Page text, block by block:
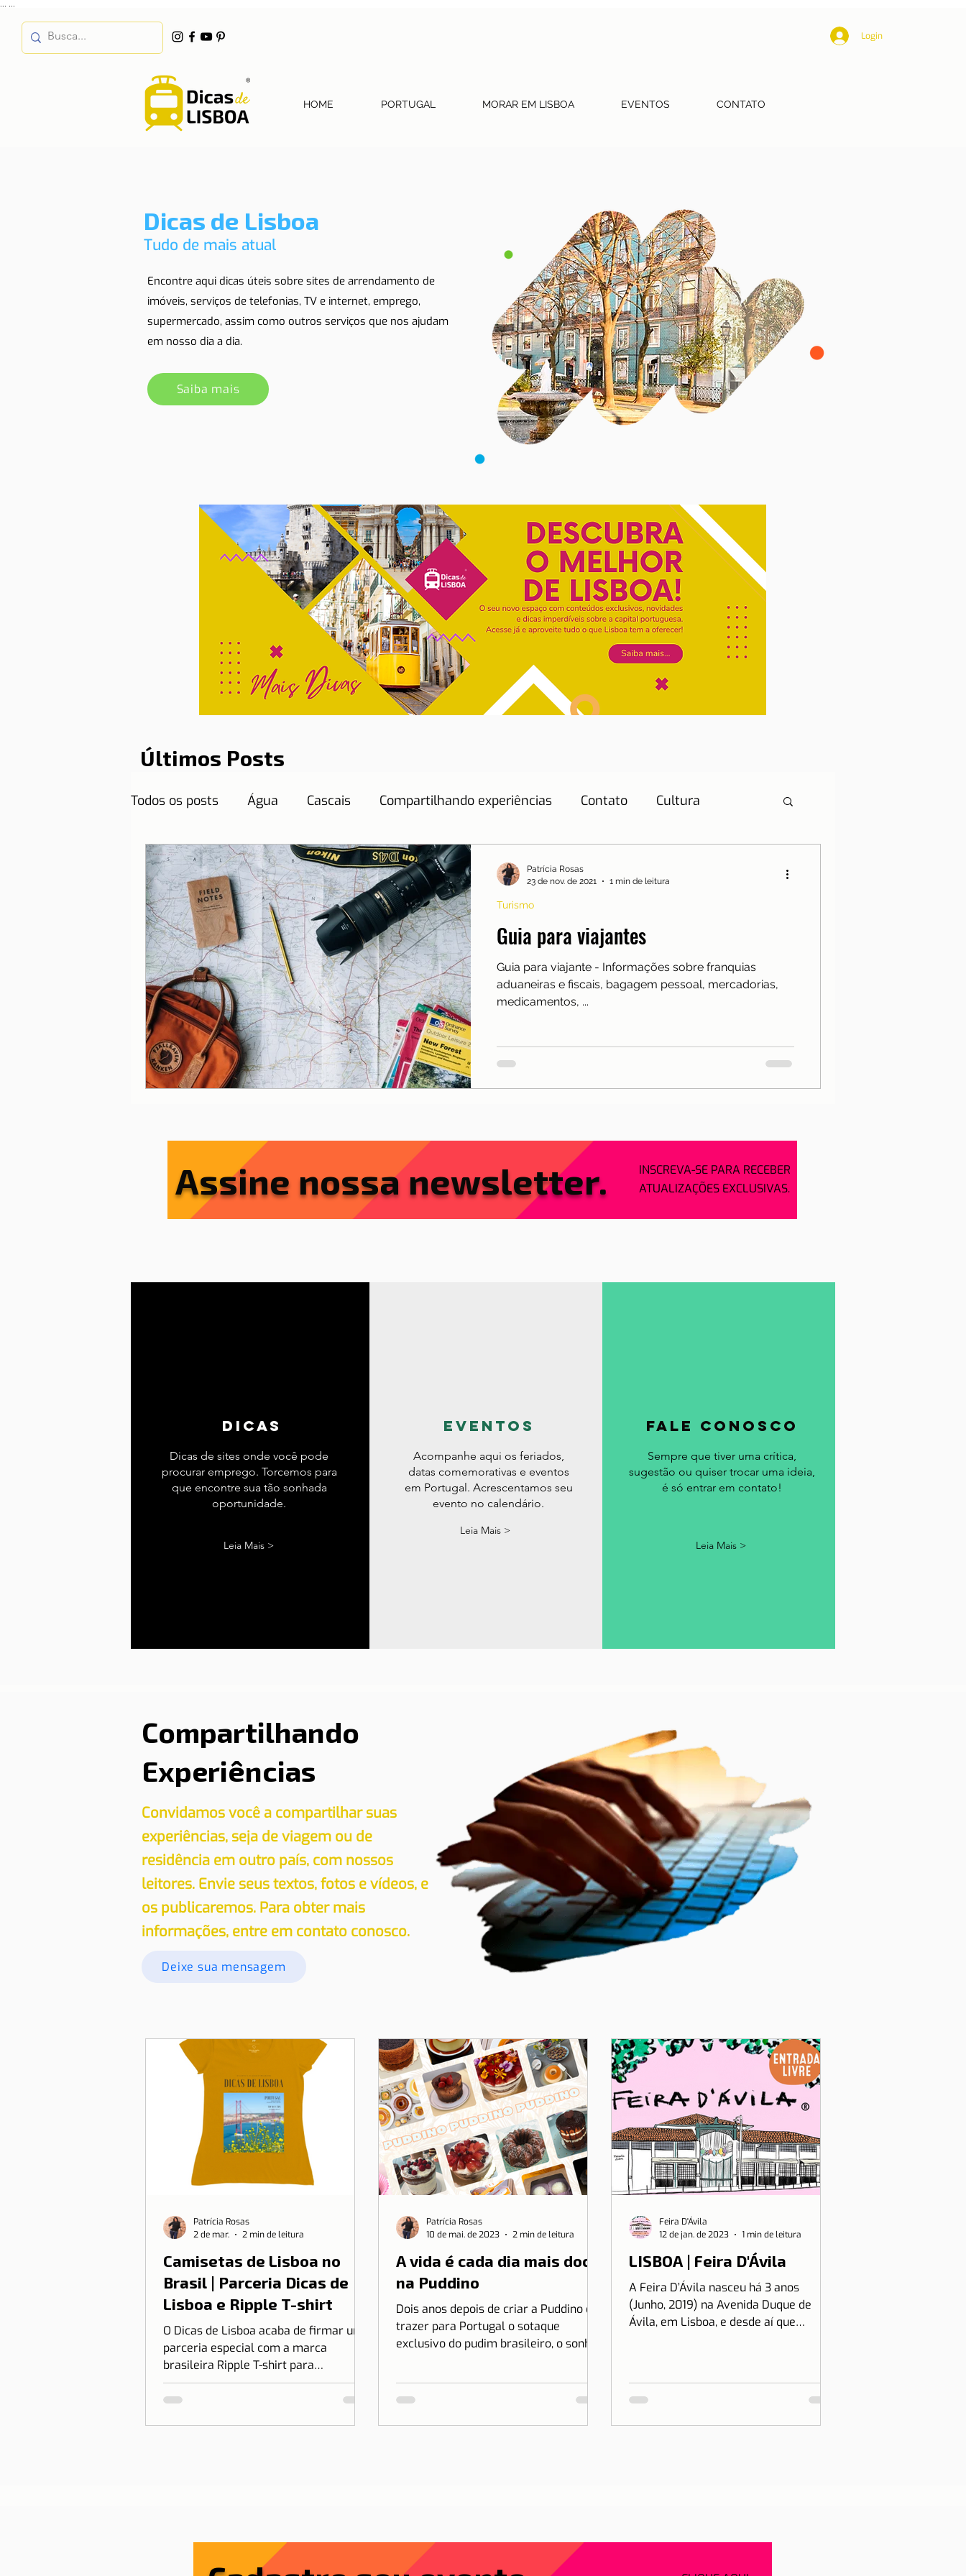
Login
HOME PORTUGAL MORAR EM LISBOA EVENTOS CONTATO
Dicas de Lisboa
Tudo de mais atual
Encontre aqui dicas úteis sobre sites de arrendamento de
imóveis, serviços de telefonias, TV e internet, emprego,
supermercado, assim como outros serviços que nos ajudam
em nosso dia a dia.
Saiba mais
Últimos Posts
Todos os posts Água Cascais Compartilhando experiências Contato Cultura
Curiosidades Destinos Dicas de Hotéis
Documentos necessários Educação Emprego
Lisboa Lisboa com crianças Mobilidade Moradia Morar em Lisboa Notícias
Porto Portugal Reflexões Reino Unido
Serviços essenciais Sítios e freguesias Sobre nós
Guia para viajantes
Guia para viajante - Informações sobre franquias
aduaneiras e fiscais, bagagem pessoal, mercadorias,
medicamentos, ...
Turismo
Patrícia Rosas
23 de nov. de 2021
1 min de leitura
Assine nossa newsletter.
INSCREVA-SE PARA RECEBER
ATUALIZAÇÕES EXCLUSIVAS.
dicas
Dicas de sites onde você pode
procurar emprego. Torcemos para
que encontre sua tão sonhada
oportunidade.
Leia Mais >
eventos
Acompanhe aqui os feriados,
datas comemorativas e eventos
em Portugal. Acrescentamos seu
evento no calendário.
Leia Mais >
fale conosco
Sempre que tiver uma crítica,
sugestão ou quiser trocar uma ideia,
é só entrar em contato!
Leia Mais >
Compartilhando
Experiências
Convidamos você a compartilhar suas
experiências, seja de viagem ou de
residência em outro país, com nossos
leitores. Envie seus textos, fotos e vídeos, e
os publicaremos. Para obter mais
informações, entre em contato conosco.
Deixe sua mensagem
Camisetas de Lisboa no
Brasil | Parceria Dicas de
Lisboa e Ripple T-shirt
O Dicas de Lisboa acaba de firmar uma
parceria especial com a marca
brasileira Ripple T-shirt para
transformar o nosso amor por Lisboa
em algo que você pode vestir.
Patrícia Rosas
2 de mar.
2 min de leitura
A vida é cada dia mais doce
na Puddino
Dois anos depois de criar a Puddino e
trazer para Portugal o sotaque
exclusivo do pudim brasileiro, o sonho
Patrícia Rosas
10 de mai. de 2023
2 min de leitura
LISBOA | Feira D'Ávila
A Feira D’Ávila nasceu há 3 anos
(Junho, 2019) na Avenida Duque de
Ávila, em Lisboa, e desde aí que
Feira D'Ávila
12 de jan. de 2023
1 min de leitura